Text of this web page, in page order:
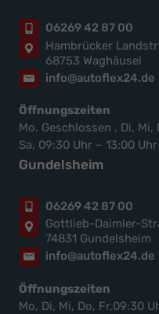
06269 42 87 00
Hambrücker
68753 Waghäusel
info@autoflex24.de
Öffnungszeiten
Mo. Geschlossen , Di,
Sa, 09:30 Uhr – 13:00 Uhr
Gundelsheim
06269 42 87 00
Gottlieb-Daimler-
74831 Gundelsheim
info@autoflex24.de
Öffnungszeiten
Mo, Di, Mi, Do, Fr,09:30